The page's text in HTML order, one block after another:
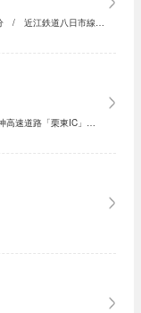
分 / 近江鉄道八日市線…
速道路「栗東IC」…